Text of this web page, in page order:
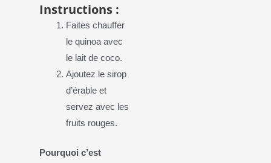
Instructions :
Faites chauffer
le quinoa avec
le lait de coco.
Ajoutez le sirop
d’érable et
servez avec les
fruits rouges.
Pourquoi c’est